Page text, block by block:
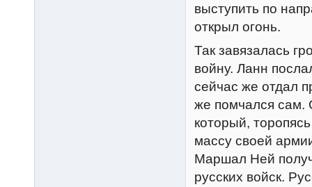
выступить по
открыл огонь.
Так завязалась
войну. Ланн
сейчас же отдал
же помчался сам.
который,
массу своей
Маршал Ней
русских войск.